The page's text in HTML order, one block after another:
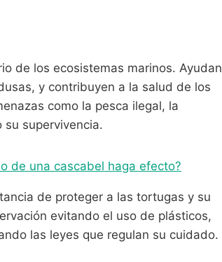
de los ecosistemas marinos. Ayudan
y contribuyen a la salud de los
como la pesca ilegal, la
su supervivencia.
de una cascabel haga efecto?
de proteger a las tortugas y su
evitando el uso de plásticos,
las leyes que regulan su cuidado.